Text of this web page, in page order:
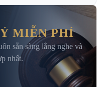
Luật Hình Sự
MIỄN PHÍ
sẵn sàng lắng nghe và
nhất.